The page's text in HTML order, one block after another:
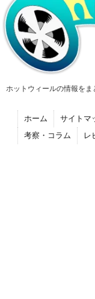
ホットウィールの情報をま
ホーム サイトマ
考察・コラム
レ